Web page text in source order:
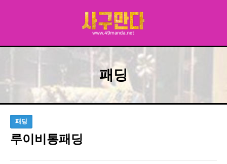
패딩
패딩
루이비통패딩